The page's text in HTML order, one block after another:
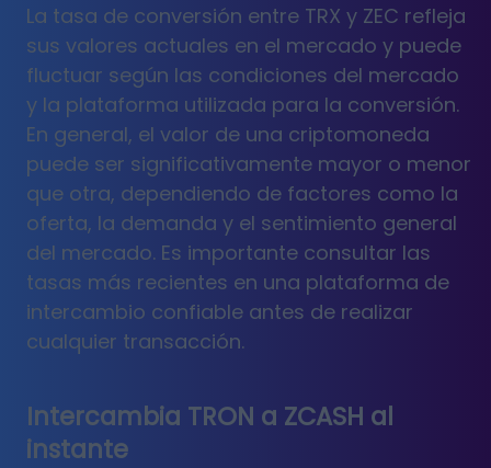
La tasa de conversión entre TRX y ZEC refleja
sus valores actuales en el mercado y puede
fluctuar según las condiciones del mercado
y la plataforma utilizada para la conversión.
En general, el valor de una criptomoneda
puede ser significativamente mayor o menor
que otra, dependiendo de factores como la
oferta, la demanda y el sentimiento general
del mercado. Es importante consultar las
tasas más recientes en una plataforma de
intercambio confiable antes de realizar
cualquier transacción.
Intercambia TRON a ZCASH al
instante